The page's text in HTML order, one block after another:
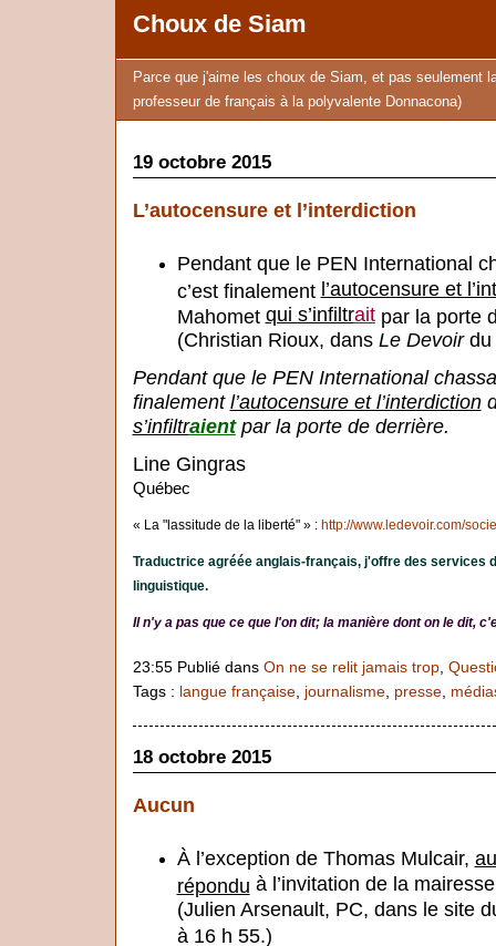
Choux de Siam
Parce que j'aime les choux de Siam, et pas seulement
professeur de français à la polyvalente Donnacona)
19 octobre 2015
L’autocensure et l’interdiction
Pendant que le PEN International
c’est finalement l’autocensure et
Mahomet qui s’infiltraitpar la porte
(Christian Rioux, dans Le Devoirdu
Pendant que le PEN International
finalement l’autocensure et l’interdiction
s’infiltraientpar la porte de derrière.
Line Gingras
Québec
« La "lassitude de la liberté" » : http://www.ledevoir.com/
Traductrice agréée anglais-français, j'offre des services
linguistique.
Il n'y a pas que ce que l'on dit; la manière dont on le dit,
23:55 Publié dans On ne se relit jamais trop,
Tags : langue française, journalisme, presse,
18 octobre 2015
Aucun
À l’exception de Thomas Mulcair,
répondu à l’invitation de la
(Julien Arsenault, PC, dans le site
à 16 h 55.)